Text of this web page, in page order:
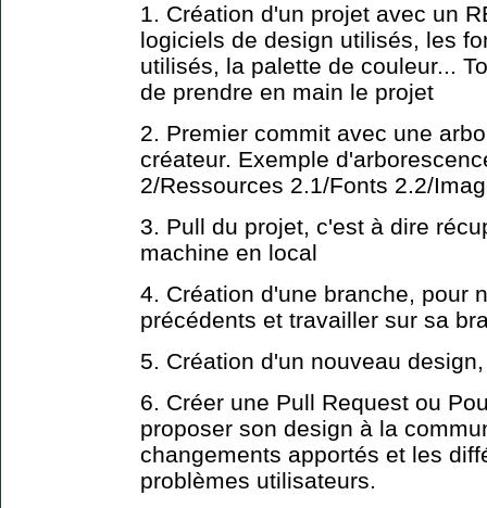
1. Création d'un projet avec un
logiciels de design utilisés, les
utilisés, la palette de couleur...
de prendre en main le projet
2. Premier commit avec une
créateur. Exemple
2/Ressources 2.1/Fonts 2.2/
3. Pull du projet, c'est à dire
machine en local
4. Création d'une branche, pour
précédents et travailler sur sa
5. Création d'un nouveau
6. Créer une Pull Request ou
proposer son design à la
changements apportés et les
problèmes utilisateurs.